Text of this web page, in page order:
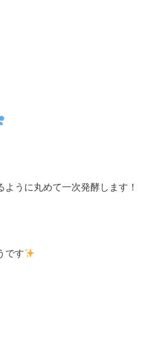
うに丸めて一次発酵します！
です